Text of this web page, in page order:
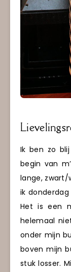
Ik ben zo
begin van
lange, zwart/
ik
Het is een
helemaal
onder mijn
boven mijn
stuk losser.